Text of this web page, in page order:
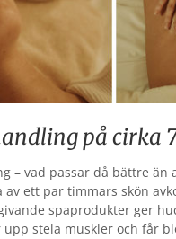
på cirka
– vad passar då bättre
ett par timmars skön
spaprodukter ger
stela muskler och får